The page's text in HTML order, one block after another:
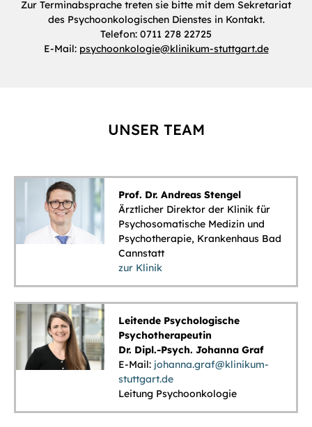
Zur Terminabsprache treten sie bitte mit dem Sekretariat
des Psychoonkologischen Dienstes in Kontakt.
Telefon: 0711 278 22725
E-Mail: psychoonkologie@klinikum-stuttgart.de
UNSER TEAM
Prof. Dr. Andreas Stengel
Ärztlicher Direktor der Klinik für
Psychosomatische Medizin und
Psychotherapie, Krankenhaus Bad
Cannstatt
zur Klinik
Leitende Psychologische
Psychotherapeutin
Dr. Dipl.-Psych. Johanna Graf
E-Mail: johanna.graf@klinikum-
stuttgart.de
Leitung Psychoonkologie